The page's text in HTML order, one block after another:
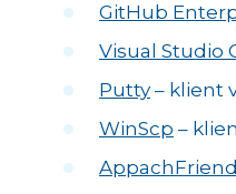
GitHub
Visual Studio
Putty – klient
WinScp –